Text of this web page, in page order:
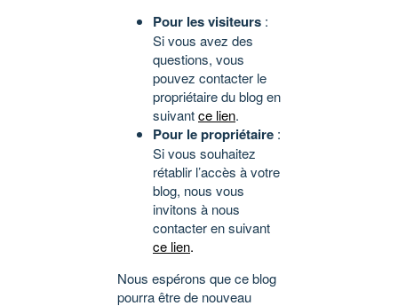
Pour les visiteurs :
Si vous avez des
questions, vous
pouvez contacter le
propriétaire du blog en
suivantce lien.
Pour le propriétaire :
Si vous souhaitez
rétablir l’accès à votre
blog, nous vous
invitons à nous
contacter en suivant
ce lien.
Nous espérons que ce blog
pourra être de nouveau